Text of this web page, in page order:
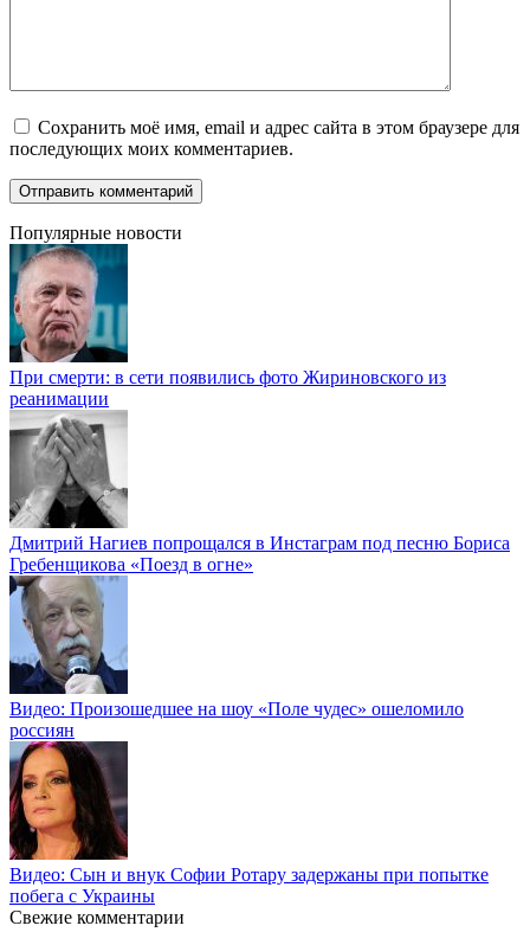
Сохранить моё имя, email и адрес сайта в этом браузере для
последующих моих комментариев.
Популярные новости
При смерти: в сети появились фото Жириновского из
реанимации
Дмитрий Нагиев попрощался в Инстаграм под песню Бориса
Гребенщикова «Поезд в огне»
Видео: Произошедшее на шоу «Поле чудес» ошеломило
россиян
Видео: Сын и внук Софии Ротару задержаны при попытке
побега с Украины
Свежие комментарии